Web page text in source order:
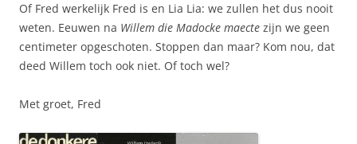
Of Fred werkelijk Fred is en Lia Lia: we zullen het dus nooit
weten. Eeuwen na Willem die Madocke maecte zijn we geen
centimeter opgeschoten. Stoppen dan maar? Kom nou, dat
deed Willem toch ook niet. Of toch wel?
Met groet, Fred